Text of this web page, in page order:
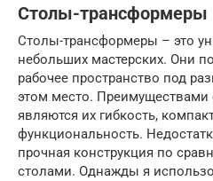
Столы-трансформеры
Столы-трансформеры – это
небольших мастерских. Они
рабочее пространство под
этом место. Преимуществами
являются их гибкость,
функциональность.
прочная конструкция по
столами. Однажды я